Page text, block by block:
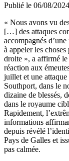
Publié le 06/08/
« Nous avons vu
[…] des attaques
accompagnés
à appeler les
droite », a affirmé
réaction aux
juillet et une
Southport, dans le
dizaine de blessés,
dans le royaume
Rapidement,
informations
depuis révélé
Pays de Galles et
pas calmée.